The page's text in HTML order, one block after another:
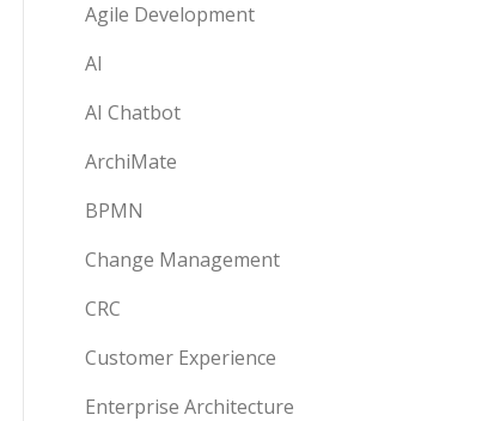
Agile Development
AI
AI Chatbot
ArchiMate
BPMN
Change Management
CRC
Customer Experience
Enterprise Architecture